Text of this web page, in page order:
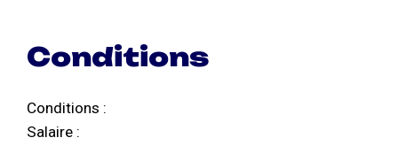
Conditions
Conditions :
Salaire :